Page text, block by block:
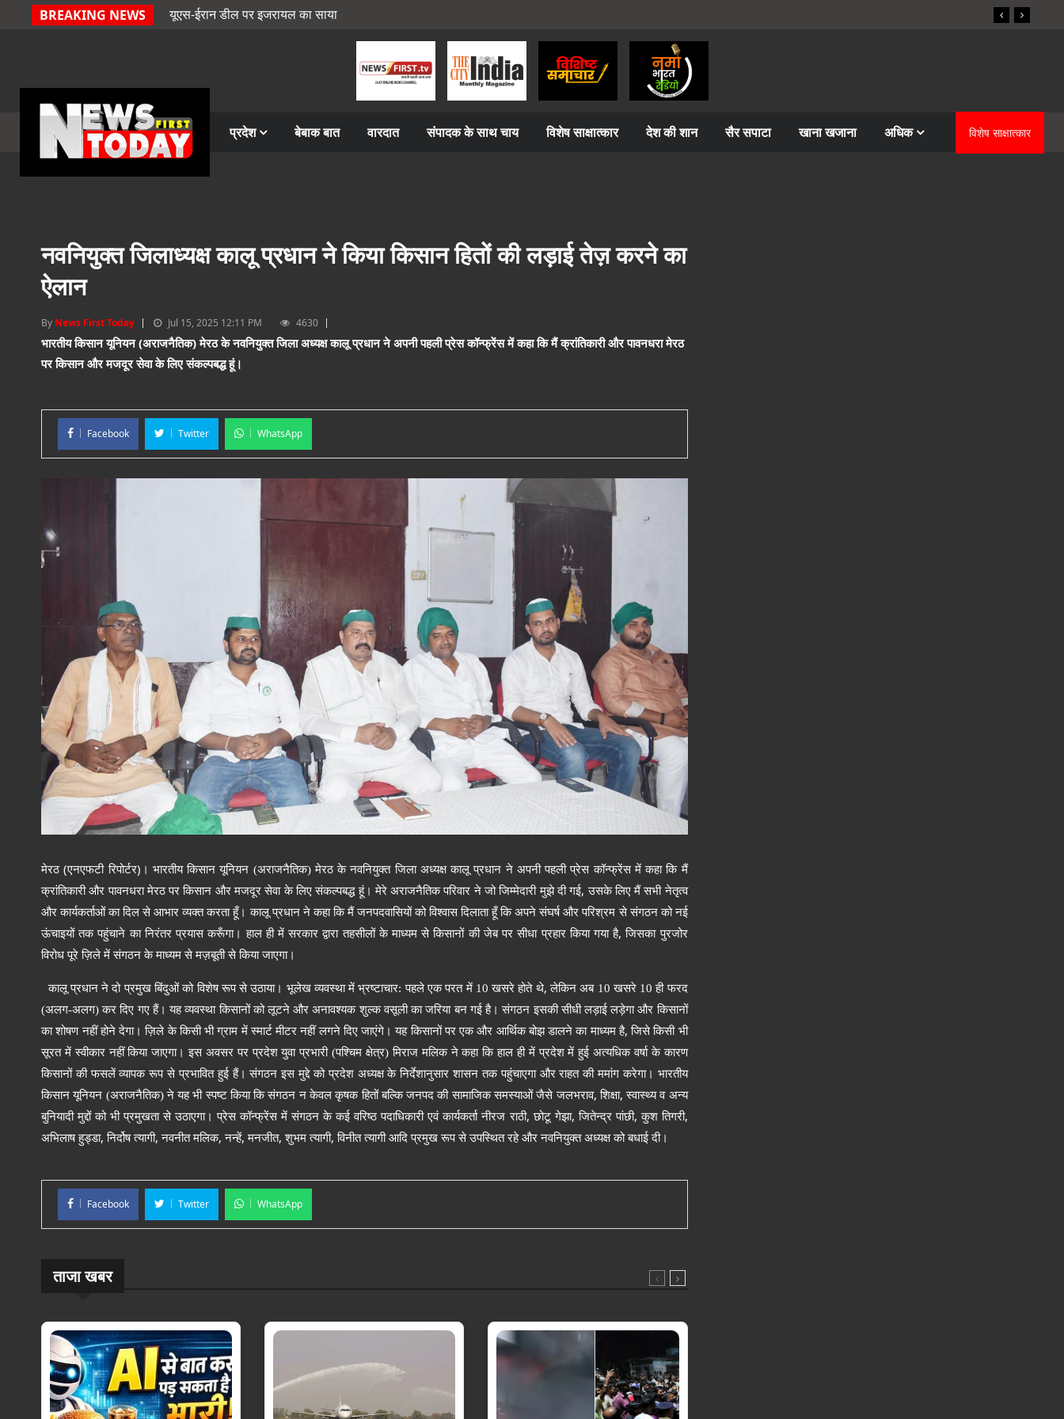
BREAKING NEWS यूएस-ईरान डील पर इजरायल का साया
प्रदेश बेबाक बात वारदात संपादक के साथ चाय विशेष साक्षात्कार देश की शान सैर सपाटा खाना खजाना अधिक विशेष साक्षात्कार
नवनियुक्त जिलाध्यक्ष कालू प्रधान ने किया किसान हितों की लड़ाई तेज़ करने का
ऐलान
By News First Today Jul 15, 2025 12:11 PM 4630
भारतीय किसान यूनियन (अराजनैतिक) मेरठ के नवनियुक्त जिला अध्यक्ष कालू प्रधान ने अपनी पहली प्रेस कॉन्फ्रेंस में कहा कि मैं क्रांतिकारी और पावनधरा मेरठ
पर किसान और मजदूर सेवा के लिए संकल्पबद्ध हूं।
Facebook Twitter WhatsApp
मेरठ (एनएफटी रिपोर्टर) । भारतीय किसान यूनियन (अराजनैतिक) मेरठ के नवनियुक्त जिला अध्यक्ष कालू प्रधान ने अपनी पहली प्रेस कॉन्फ्रेंस में कहा कि मैं
क्रांतिकारी और पावनधरा मेरठ पर किसान और मजदूर सेवा के लिए संकल्पबद्धहूं। मेरे अराजनैतिक परिवारने जो जिम्मेदारी मुझे दी गई,उसके लिए मैं सभी नेतृत्व
और कार्यकर्ताओं का दिल से आभार व्यक्त करता हूँ। कालू प्रधान ने कहा कि मैं जनपदवासियों को विश्वास दिलाता हूँ कि अपने संघर्ष और परिश्रम से संगठन को नई
ऊंचाइयों तक पहुंचाने का निरंतर प्रयास करूँगा। हाल ही में सरकार द्वारा तहसीलों के माध्यम से किसानों की जेब पर सीधा प्रहार किया गया है,जिसका पुरजोर
विरोध पूरे ज़िले में संगठन के माध्यम से मज़बूती से किया जाएगा।
कालू प्रधान ने दो प्रमुख बिंदुओं को विशेष रूप से उठाया। भूलेख व्यवस्था में भ्रष्टाचार: पहले एक परत में 10 खसरे होते थे,लेकिन अब 10 खसरे 10 ही फरद
(अलग-अलग) कर दिए गए हैं। यह व्यवस्था किसानों को लूटने और अनावश्यक शुल्क वसूली का जरिया बन गई है। संगठन इसकी सीधी लड़ाई लड़ेगा और किसानों
का शोषण नहीं होने देगा। ज़िले के किसी भी ग्राम में स्मार्ट मीटर नहीं लगने दिए जाएंगे। यह किसानों पर एक और आर्थिक बोझ डालने का माध्यम है,जिसे किसी भी
सूरत में स्वीकार नहीं किया जाएगा। इस अवसर पर प्रदेश युवा प्रभारी (पश्चिम क्षेत्र) मिराज मलिक ने कहा कि हाल ही में प्रदेश में हुई अत्यधिक वर्षा के कारण
किसानों की फसलें व्यापक रूप से प्रभावित हुई हैं। संगठन इस मुद्दे को प्रदेश अध्यक्ष के निर्देशानुसार शासन तक पहुंचाएगा और राहत कीममांग करेगा। भारतीय
किसान यूनियन (अराजनैतिक) ने यह भी स्पष्ट किया कि संगठन न केवल कृषक हितों बल्कि जनपद की सामाजिक समस्याओं जैसे जलभराव,शिक्षा,स्वास्थ्य व अन्य
बुनियादी मुद्दों को भी प्रमुखता से उठाएगा। प्रेस कॉन्फ्रेंस में संगठन के कई वरिष्ठ पदाधिकारी एवं कार्यकर्ता नीरज राठी,छोटू गेझा,जितेन्द्र पांछी,कुश तिगरी,
अभिलाष हुड्डा,निर्दोष त्यागी,नवनीत मलिक,नन्हें,मनजीत,शुभम त्यागी,विनीत त्यागी आदि प्रमुख रूप से उपस्थित रहे और नवनियुक्त अध्यक्ष को बधाई दी।
Facebook Twitter WhatsApp
ताजा खबर